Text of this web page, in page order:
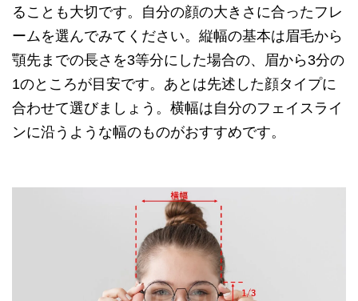
ることも大切です。自分の顔の大きさに合ったフレ
ームを選んでみてください。縦幅の基本は眉毛から
顎先までの長さを3等分にした場合の、眉から3分の
1のところが目安です。あとは先述した顔タイプに
合わせて選びましょう。横幅は自分のフェイスライ
ンに沿うような幅のものがおすすめです。